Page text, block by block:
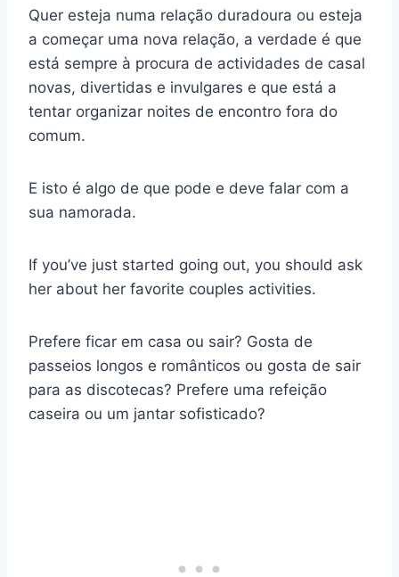
Quer esteja numa relação duradoura ou esteja
a começar uma nova relação, a verdade é que
está sempre à procura de actividades de casal
novas, divertidas e invulgares e que está a
tentar organizar noites de encontro fora do
comum.
E isto é algo de que pode e deve falar com a
sua namorada.
If you’ve just started going out, you should ask
her about her favorite couples activities.
Prefere ficar em casa ou sair? Gosta de
passeios longos e românticos ou gosta de sair
para as discotecas? Prefere uma refeição
caseira ou um jantar sofisticado?